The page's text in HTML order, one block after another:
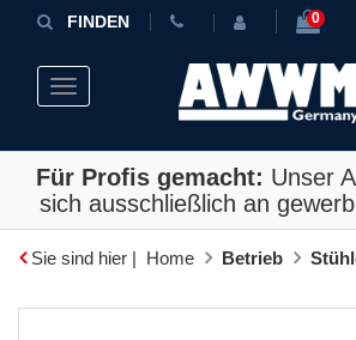
FINDEN 0
Toggle navigation
Für Profis gemacht: Unser
sich ausschließlich an
Sie sind hier | Home Betrieb